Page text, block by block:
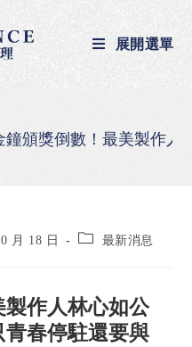
展開選單
鐘頒獎倒數！最美製作
月 18 日 最新消息
作人林心如公
青春停駐還要與